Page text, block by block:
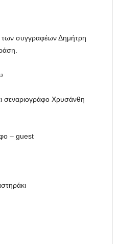
των συγγραφέων Δημήτρη
σεναριογράφο Χρυσάνθη
– guest